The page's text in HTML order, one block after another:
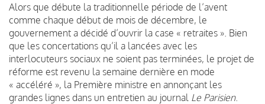
Alors que débute la traditionnelle période de l’avent
comme chaque début de mois de décembre, le
gouvernement a décidé d’ouvrir la case « retraites ». Bien
que les concertations qu’il a lancées avec les
interlocuteurs sociaux ne soient pas terminées, le projet de
réforme est revenu la semaine dernière en mode
« accéléré », la Première ministre en annonçant les
grandes lignes dans un entretien au journal Le Parisien.